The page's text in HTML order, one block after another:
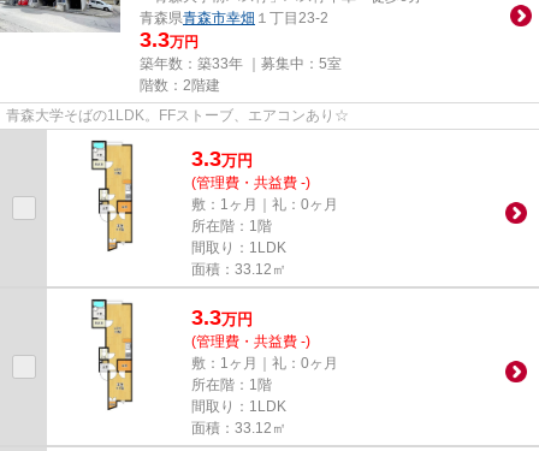
青森県青森市幸畑 １丁目23-2
3.3万円
築年数：築33年 ｜募集中： 5室
階数：2階建
青森大学そばの1LDK。FFストーブ、エアコンあり☆
3.3万円
(管理費・共益費 -)
敷：1ヶ月｜礼：0ヶ月
所在階：1階
間取り：1LDK
面積：33.12㎡
3.3万円
(管理費・共益費 -)
敷：1ヶ月｜礼：0ヶ月
所在階：1階
間取り：1LDK
面積：33.12㎡